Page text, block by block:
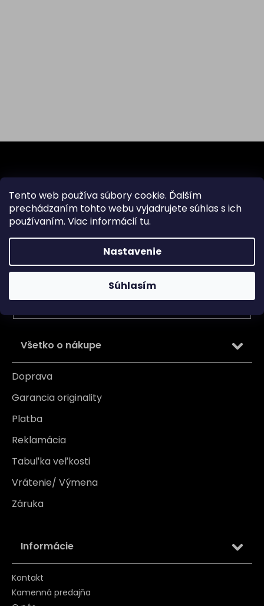
Tento web používa súbory cookie. Ďalším
prechádzaním tohto webu vyjadrujete súhlas s ich
používaním. Viac informácií tu.
Nastavenie
Súhlasím
p
Odoberať newsletter
Vložte svoj e-mail a my Vám budeme zasielať informácie
Vložením e-mailu súhlasíte spodmienkami ochrany
PRIHLÁSIŤ SA
Všetko o nákupe
Doprava
Garancia originality
Platba
Reklamácia
Tabuľka veľkosti
Vrátenie/ Výmena
Záruka
Informácie
Kontakt
Kamenná predajňa